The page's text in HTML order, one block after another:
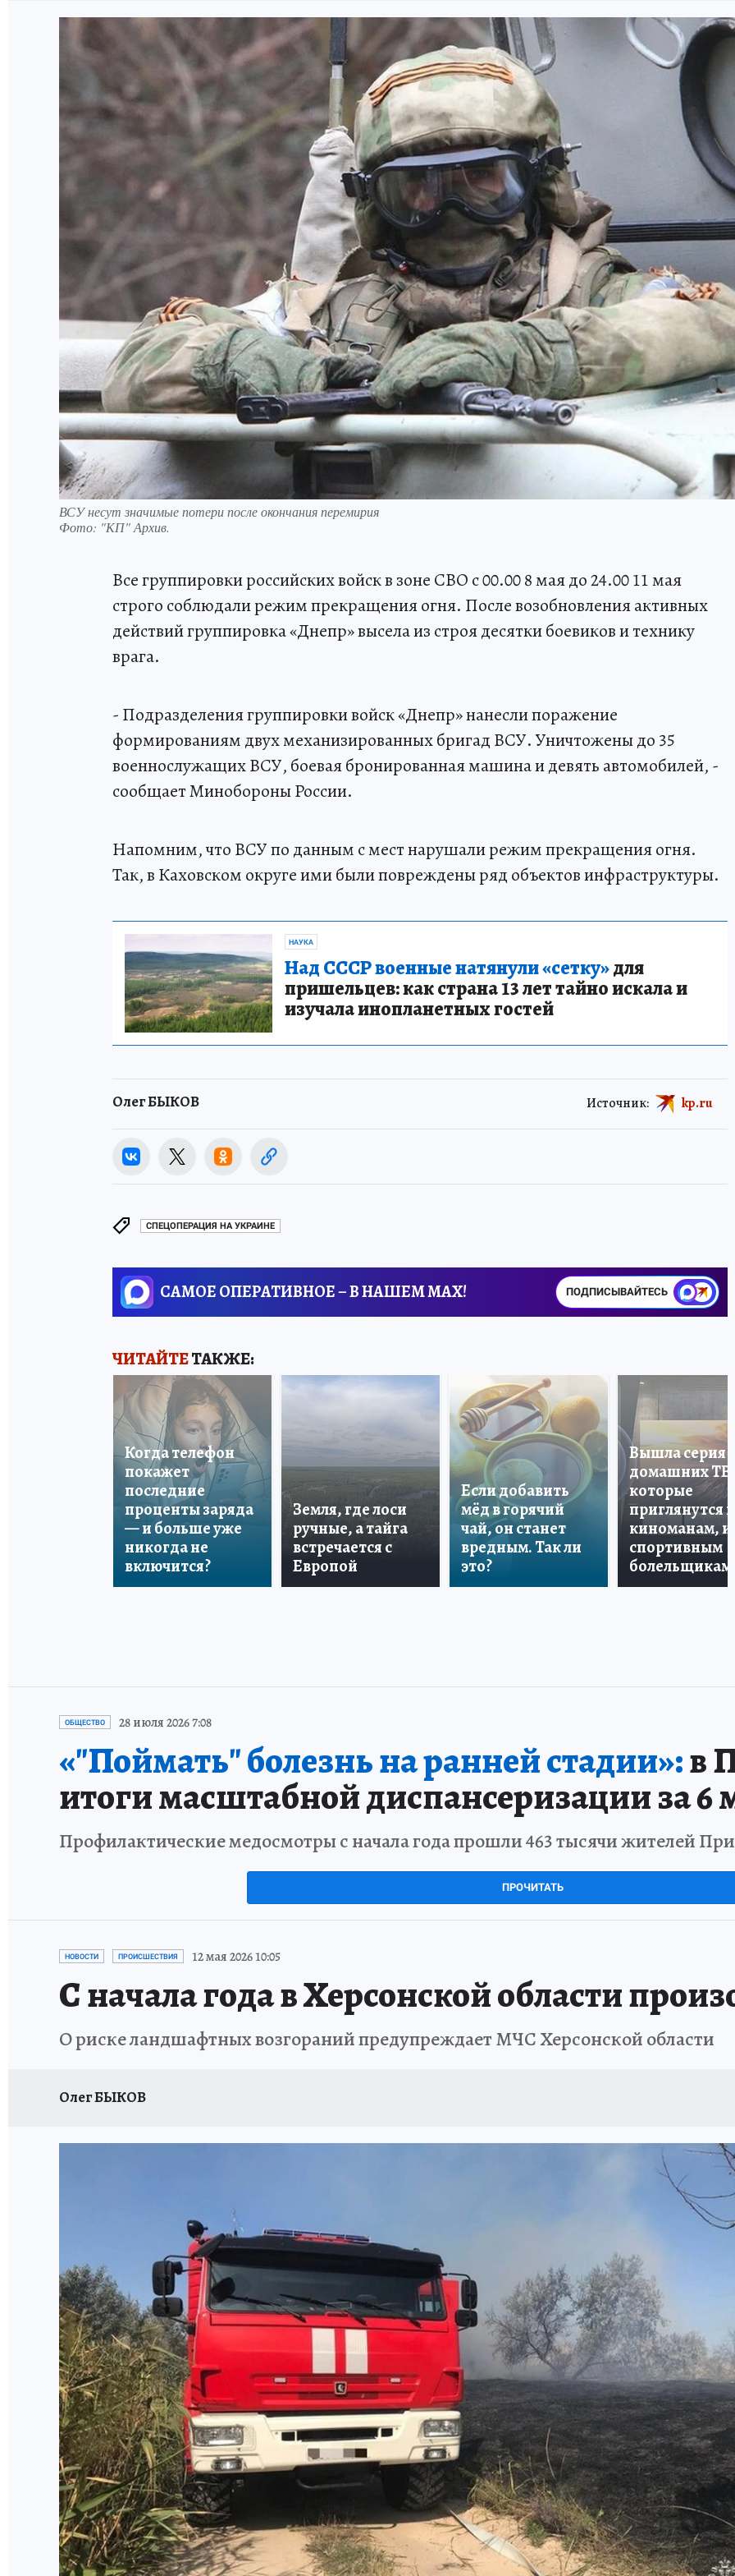
ВСУ несут значимые потери после окончания перемирия
Фото: "КП" Архив.
Все группировки российских войск в зоне СВО с 00.00 8 мая до 24.00 11 мая
строго соблюдали режим прекращения огня. После возобновления активных
действий группировка «Днепр» высела из строя десятки боевиков и технику
врага.
- Подразделения группировки войск «Днепр» нанесли поражение
формированиям двух механизированных бригад ВСУ. Уничтожены до 35
военнослужащих ВСУ, боевая бронированная машина и девять автомобилей, -
сообщает Минобороны России.
Напомним, что ВСУ по данным с мест нарушали режим прекращения огня.
Так, в Каховском округе ими были повреждены ряд объектов инфраструктуры.
НАУКА
Над СССР военные натянули «сетку»для
пришельцев: как страна 13 лет тайно искала и
изучала инопланетных гостей
Олег БЫКОВ Источник: kp.ru
СПЕЦОПЕРАЦИЯ НА УКРАИНЕ
САМОЕ ОПЕРАТИВНОЕ – В НАШЕМ MAX! ПОДПИСЫВАЙТЕСЬ
ЧИТАЙТЕТАКЖЕ:
Когда телефон
покажет
последние
проценты заряда
— и больше уже
никогда не
включится?
Земля, где лоси
ручные, а тайга
встречается с
Европой
Если добавить
мёд в горячий
чай, он станет
вредным. Так ли
это?
Вышла серия
домашних ТВ,
которые
приглянутся и
киноманам, и
спортивным
болельщикам
ОБЩЕСТВО 28 июля 2026 7:08
«"Поймать" болезнь на ранней стадии»:в
итоги масштабной диспансеризации за 6
Профилактические медосмотры с начала года прошли 463 тысячи жителей
ПРОЧИТАТЬ
НОВОСТИ ПРОИСШЕСТВИЯ 12 мая 2026 10:05
С начала года в Херсонской области
О риске ландшафтных возгораний предупреждает МЧС Херсонской области
Олег БЫКОВ